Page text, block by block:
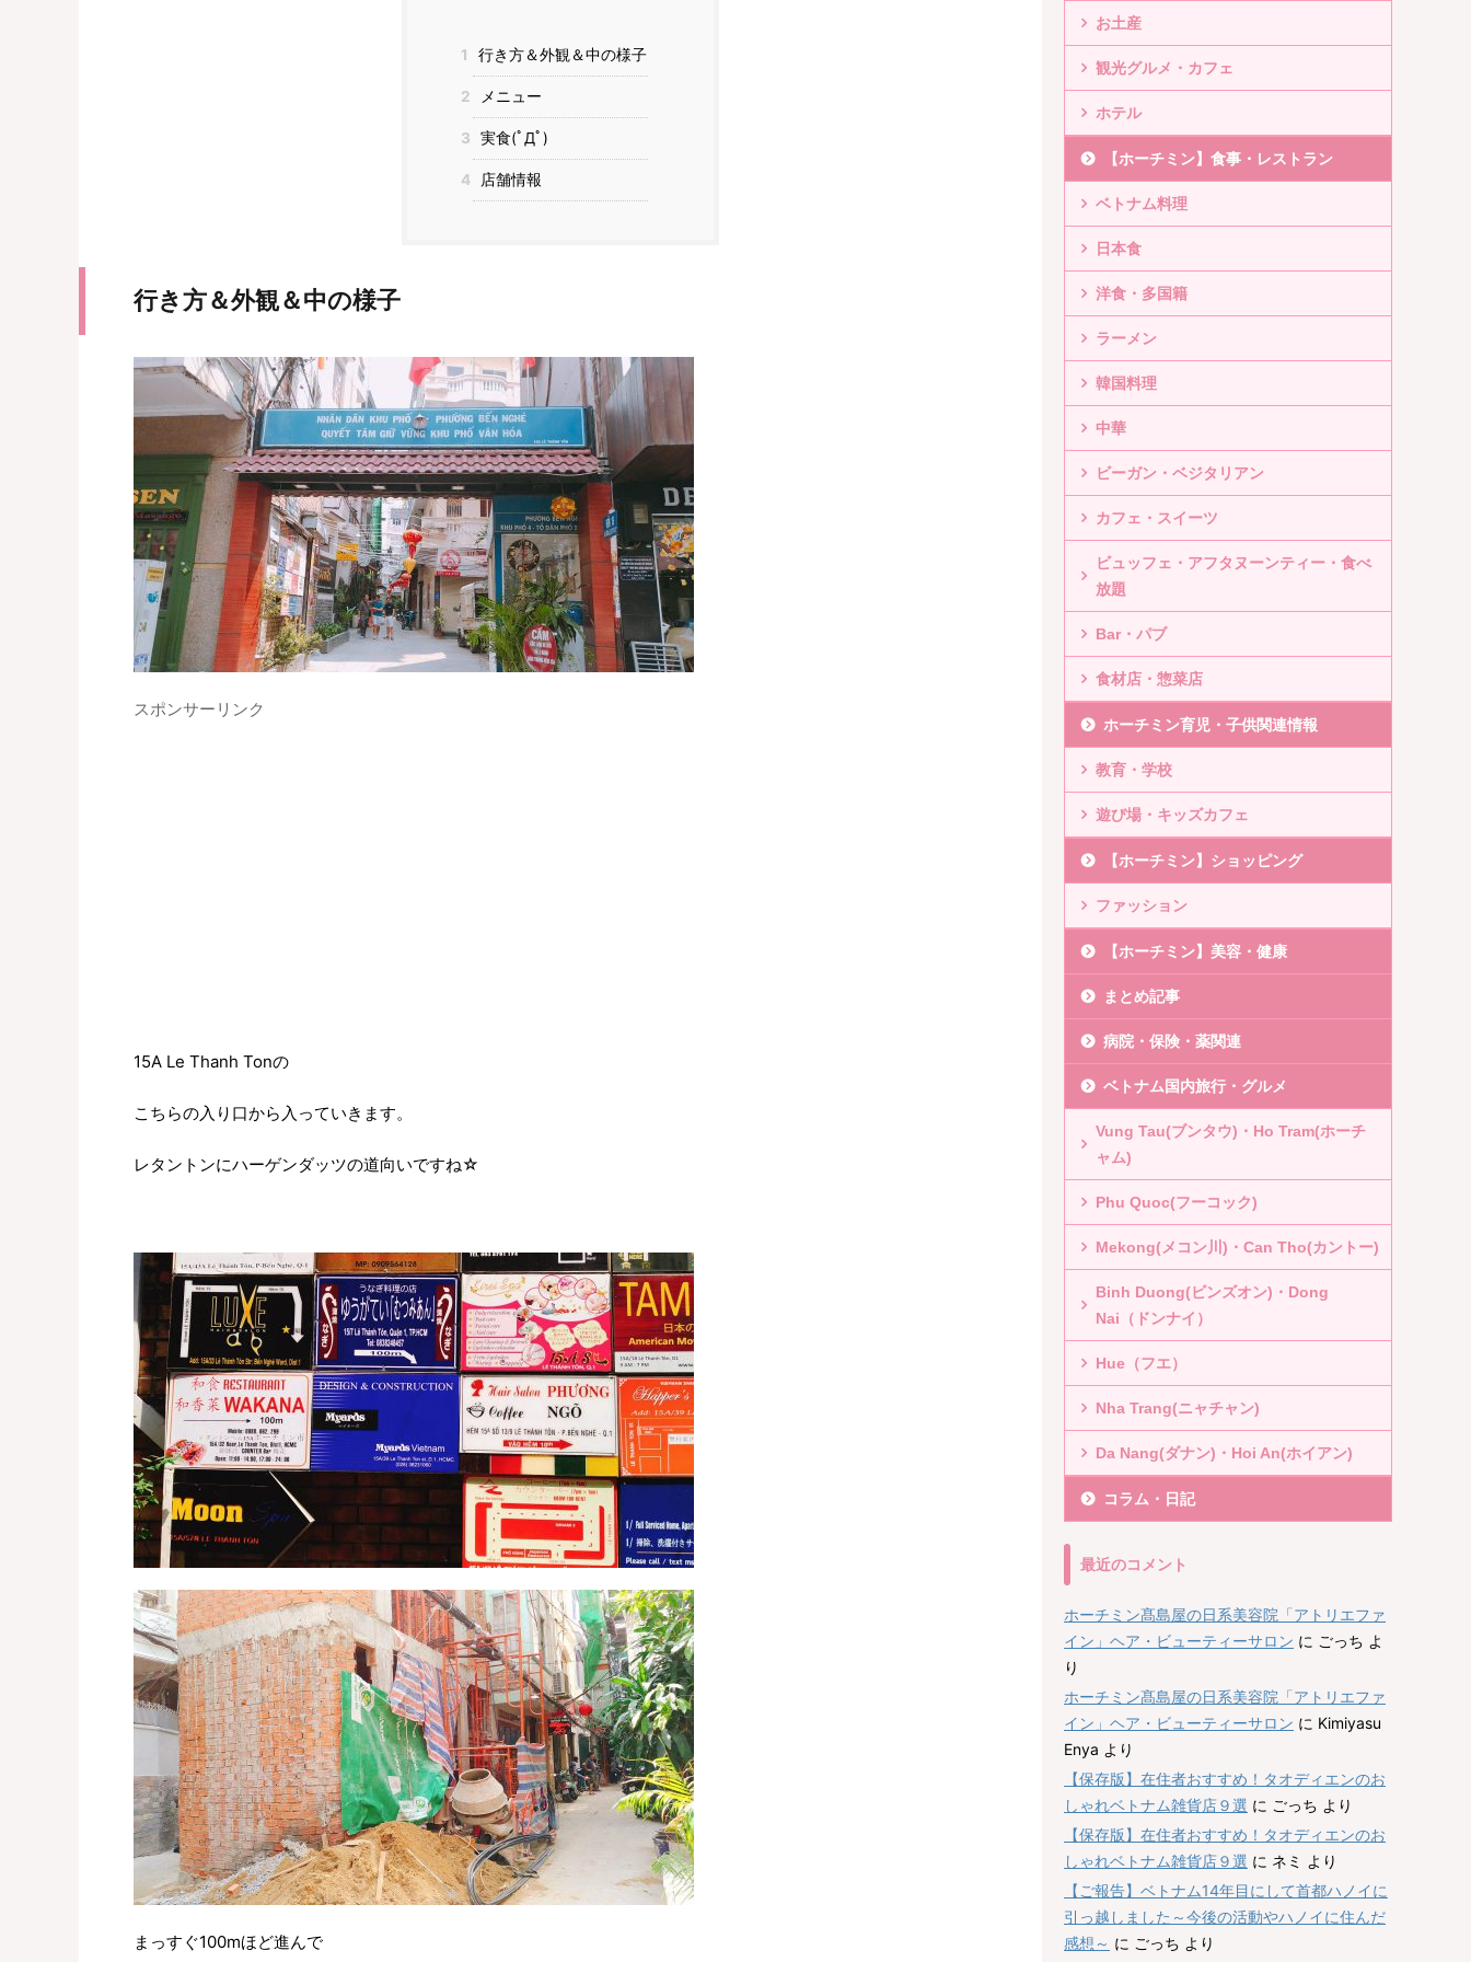
1 行き方＆外観＆中の様子
2 メニュー
3 実食(ﾟДﾟ)
4 店舗情報
行き方＆外観＆中の様子
スポンサーリンク
15A Le Thanh Tonの
こちらの入り口から入っていきます。
レタントンにハーゲンダッツの道向いですね☆
まっすぐ100mほど進んで
お土産
観光グルメ・カフェ
ホテル
【ホーチミン】食事・レストラン
ベトナム料理
日本食
洋食・多国籍
ラーメン
韓国料理
中華
ビーガン・ベジタリアン
カフェ・スイーツ
ビュッフェ・アフタヌーンティー・食べ
放題
Bar・パブ
食材店・惣菜店
ホーチミン育児・子供関連情報
教育・学校
遊び場・キッズカフェ
【ホーチミン】ショッピング
ファッション
【ホーチミン】美容・健康
まとめ記事
病院・保険・薬関連
ベトナム国内旅行・グルメ
Vung Tau(ブンタウ)・Ho Tram(ホーチ
ャム)
Phu Quoc(フーコック)
Mekong(メコン川)・Can Tho(カントー)
Binh Duong(ビンズオン)・Dong
Nai（ドンナイ）
Hue（フエ）
Nha Trang(ニャチャン)
Da Nang(ダナン)・Hoi An(ホイアン)
コラム・日記
最近のコメント
ホーチミン髙島屋の日系美容院「アトリエファ
イン」ヘア・ビューティーサロン に ごっち よ
り
ホーチミン髙島屋の日系美容院「アトリエファ
イン」ヘア・ビューティーサロン に Kimiyasu
Enya より
【保存版】在住者おすすめ！タオディエンのお
しゃれベトナム雑貨店９選 に ごっち より
【保存版】在住者おすすめ！タオディエンのお
しゃれベトナム雑貨店９選 に ネミ より
【ご報告】ベトナム14年目にして首都ハノイに
引っ越しました～今後の活動やハノイに住んだ
感想～ に ごっち より